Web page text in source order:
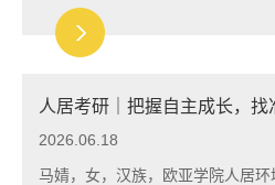
力而担忧。2026年易达杯智能建
啦！为在新形势下更好地发展新技
人居考研｜把握自主成长，
考研上岸学姐的真心话
2026.06.18
马婧，女，汉族，欧亚学院人居